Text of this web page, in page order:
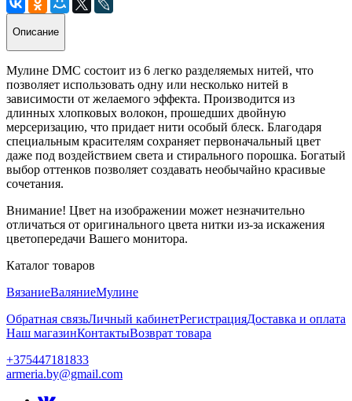
Описание
Мулине DMC состоит из 6 легко разделяемых нитей, что
позволяет использовать одну или несколько нитей в
зависимости от желаемого эффекта. Производится из
длинных хлопковых волокон, прошедших двойную
мерсеризацию, что придает нити особый блеск. Благодаря
специальным красителям сохраняет первоначальный цвет
даже под воздействием света и стирального порошка. Богатый
выбор оттенков позволяет создавать необычайно красивые
сочетания.
Внимание! Цвет на изображении может незначительно
отличаться от оригинального цвета нитки из-за искажения
цветопередачи Вашего монитора.
Каталог товаров
ВязаниеВаляниеМулине
Обратная связьЛичный кабинетРегистрацияДоставка и оплата
Наш магазинКонтактыВозврат товара
+375447181833
armeria.by@gmail.com